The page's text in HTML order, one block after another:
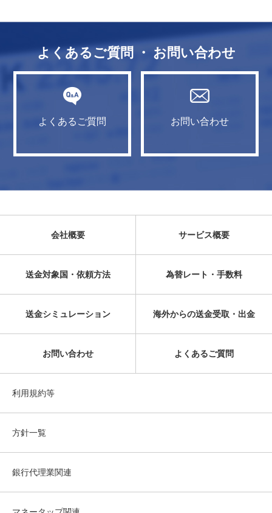
よくあるご質問 ・ お問い合わせ
よくあるご質問 お問い合わせ
会社概要 サービス概要
送金対象国・依頼方法 為替レート・手数料
送金シミュレーション 海外からの送金受取・出金
お問い合わせ よくあるご質問
利用規約等
方針一覧
銀行代理業関連